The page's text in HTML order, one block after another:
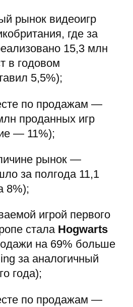
рынок видеоигр
где за
15,3 млн
в годовом
5,5%);
по продажам —
проданных игр
— 11%);
рынок —
за полгода 11,1
8%);
игрой первого
стала Hogwarts
на 69% больше
за аналогичный
года);
по продажам —